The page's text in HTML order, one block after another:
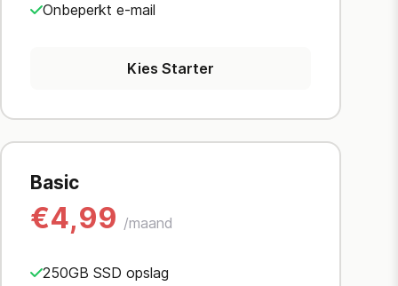
Onbeperkt e-mail
Kies Starter
Basic
€4,99 /maand
250GB SSD opslag